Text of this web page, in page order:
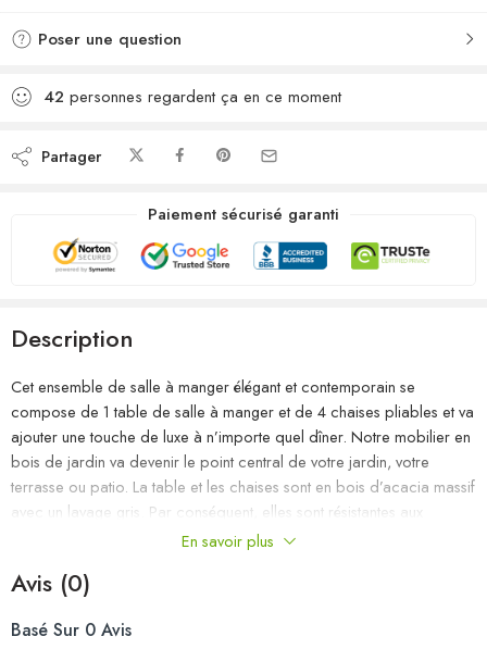
Poser une question
42 personnes regardent ça en ce moment
Partager
Paiement sécurisé garanti
Description
Cet ensemble de salle à manger élégant et contemporain se
compose de 1 table de salle à manger et de 4 chaises pliables et va
ajouter une touche de luxe à n’importe quel dîner. Notre mobilier en
bois de jardin va devenir le point central de votre jardin, votre
terrasse ou patio. La table et les chaises sont en bois d’acacia massif
avec un lavage gris. Par conséquent, elles sont résistantes aux
intempéries, durables et faciles à nettoyer avec un chiffon humide. En
sûr. Il vous procurera confort et grande commodité pour passer du
être facilement repliées pour un rangement et un transport faciles
En savoir plus
Avis (0)
Basé Sur 0 Avis